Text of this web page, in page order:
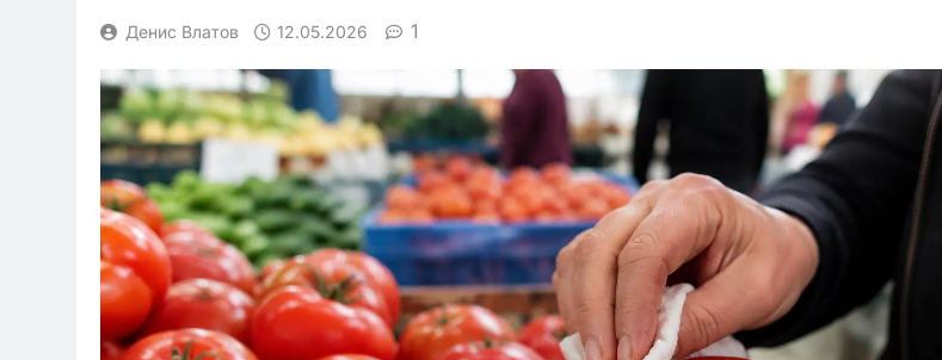
Денис Влатов 12.05.2026 1